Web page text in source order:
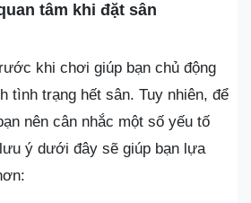
tâm khi đặt sân
khi chơi giúp bạn chủ động
tình trạng hết sân. Tuy nhiên, để
nên cân nhắc một số yếu tố
ý dưới đây sẽ giúp bạn lựa